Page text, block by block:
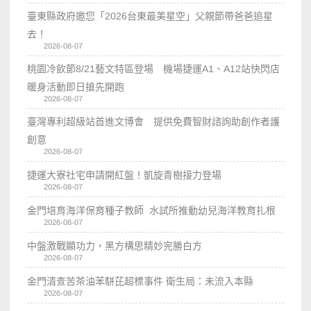
臺東縣政府邀您「2026台東最美星空」父親節帶爸爸追星
去！
2026-08-07
桃園冷飲節8/21藝文特區登場 機場捷運A1、A12站快閃店
暖身活動即日搶先開跑
2026-08-07
臺灣專利超級站首進文博會 提供免費智財諮詢助創作者護
創意
2026-08-07
捷運大寮社宅申請開紅盤！凱旋青樹接力登場
2026-08-07
金門培育海洋保育種子教師 水試所推動幼兒海洋教育扎根
2026-08-07
中盤激戰顯功力，黑方構思精妙完勝白方
2026-08-07
金門清查苦茶油苯駢芘超標事件 衛生局：未流入本縣
2026-08-07